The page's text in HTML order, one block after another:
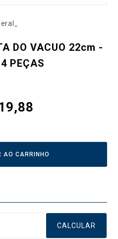
DO VACUO 22cm -
PEÇAS
AO CARRINHO
CALCULAR